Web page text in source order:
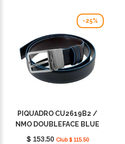
-25%
PIQUADRO CU2619B2 /
NMO DOUBLEFACE BLUE
SQUARE
$ 153.50 Club $ 115.50